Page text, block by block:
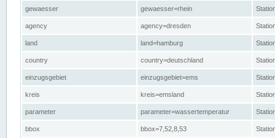
gewaesser gewaesser=rhein
agency agency=dresden
land land=hamburg
country country=deutschland
einzugsgebiet einzugsgebiet=ems
kreis kreis=emsland
parameter parameter=wassertemperatur
bbox bbox=7,52,8,53